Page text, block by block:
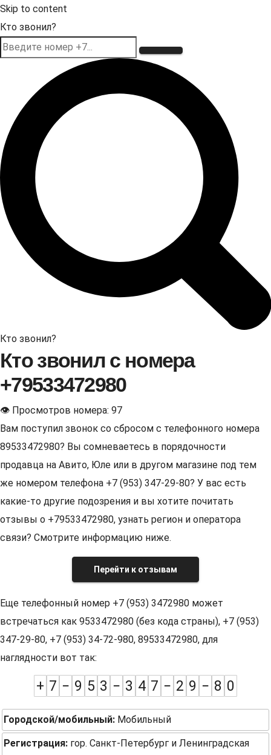
Skip to content
Кто звонил?
Кто звонил?
Кто звонил с номера
+79533472980
👁 Просмотров номера: 97
Вам поступил звонок со сбросом с телефонного номера
89533472980? Вы сомневаетесь в порядочности
продавца на Авито, Юле или в другом магазине под тем
же номером телефона +7 (953) 347-29-80? У вас есть
какие-то другие подозрения и вы хотите почитать
отзывы о +79533472980, узнать регион и оператора
связи? Смотрите информацию ниже.
Перейти к отзывам
Еще телефонный номер +7 (953) 3472980 может
встречаться как 9533472980 (без кода страны), +7 (953)
347-29-80, +7 (953) 34-72-980, 89533472980, для
наглядности вот так:
+ 7 − 9 5 3 − 3 4 7 − 2 9 − 8 0
Городской/мобильный: Мобильный
Регистрация: гор. Санкт-Петербург и Ленинградская